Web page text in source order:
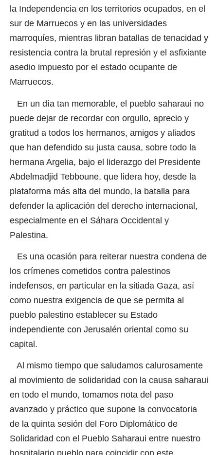
la Independencia en los territorios ocupados, en el
sur de Marruecos y en las universidades
marroquíes, mientras libran batallas de tenacidad y
resistencia contra la brutal represión y el asfixiante
asedio impuesto por el estado ocupante de
Marruecos.
En un día tan memorable, el pueblo saharaui no
puede dejar de recordar con orgullo, aprecio y
gratitud a todos los hermanos, amigos y aliados
que han defendido su justa causa, sobre todo la
hermana Argelia, bajo el liderazgo del Presidente
Abdelmadjid Tebboune, que lidera hoy, desde la
plataforma más alta del mundo, la batalla para
defender la aplicación del derecho internacional,
especialmente en el Sáhara Occidental y
Palestina.
Es una ocasión para reiterar nuestra condena de
los crímenes cometidos contra palestinos
indefensos, en particular en la sitiada Gaza, así
como nuestra exigencia de que se permita al
pueblo palestino establecer su Estado
independiente con Jerusalén oriental como su
capital.
Al mismo tiempo que saludamos calurosamente
al movimiento de solidaridad con la causa saharaui
en todo el mundo, tomamos nota del paso
avanzado y práctico que supone la convocatoria
de la quinta sesión del Foro Diplomático de
Solidaridad con el Pueblo Saharaui entre nuestro